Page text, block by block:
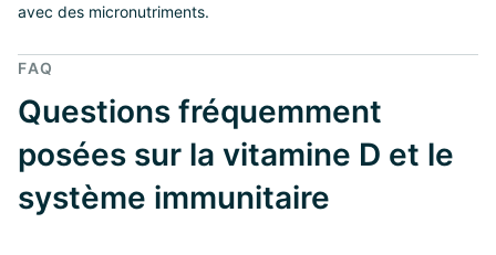
avec des micronutriments.
FAQ
Questions fréquemment
posées sur la vitamine D et le
système immunitaire